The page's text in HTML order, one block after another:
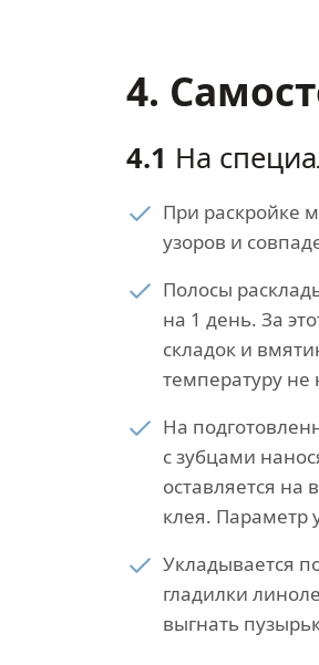
4.
4.1 На
При раскройке
узоров и
Полосы
на 1 день. За
складок и
температуру не
На
с зубцами
оставляется
клея. Параметр
Укладывается
гладилки
выгнать